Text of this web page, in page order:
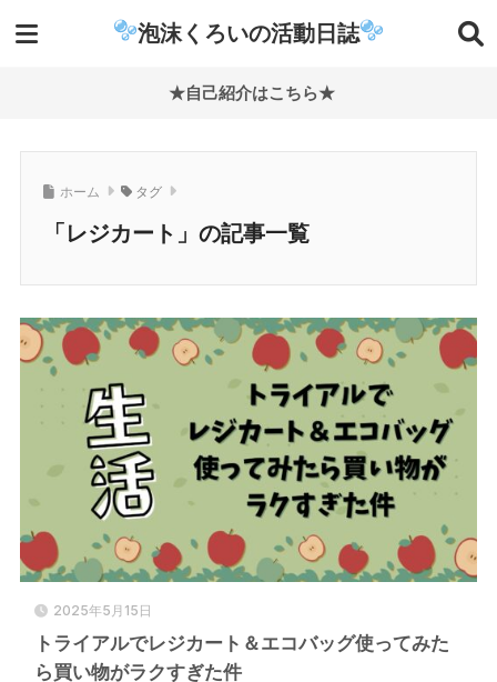
泡沫くろいの活動日誌
★自己紹介はこちら★
ホーム タグ
「レジカート」の記事一覧
2025年5月15日
トライアルでレジカート＆エコバッグ使ってみた
ら買い物がラクすぎた件